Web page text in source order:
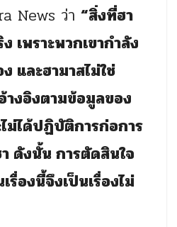
News ว่า “สิ่งที่ฮา
เพราะพวกเขากำลัง
และฮามาสไม่ใช่
างอิงตามข้อมูลของ
ม่ได้ปฏิบัติการก่อการ
ดังนั้น การตัดสินใจ
รื่องนี้จึงเป็นเรื่องไม่